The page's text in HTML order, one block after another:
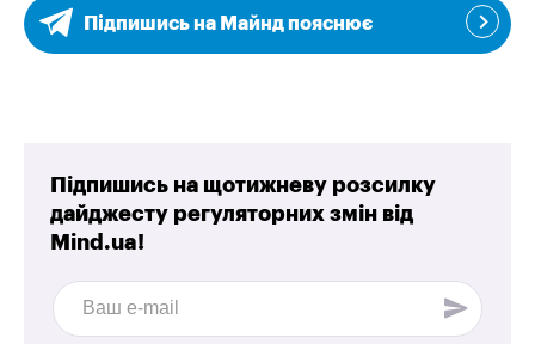
Підпишись на Майнд пояснює
Підпишись на щотижневу розсилку
дайджесту регуляторних змін від
Mind.ua!